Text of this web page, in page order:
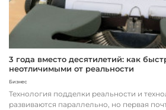
3 года вместо десятилетий: как
неотличимыми от реальности
Бизнес
Технология подделки реальности и
развиваются параллельно, но первая